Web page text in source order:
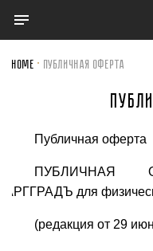
Home Публичная Оферта
Публичная оферта
ПУБЛИЧНАЯ
для
(редакция от 29